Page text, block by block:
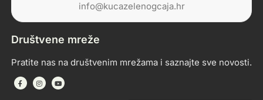
info@kucazelenogcaja.hr
Društvene mreže
Pratite nas na društvenim mrežama i saznajte sve novosti.